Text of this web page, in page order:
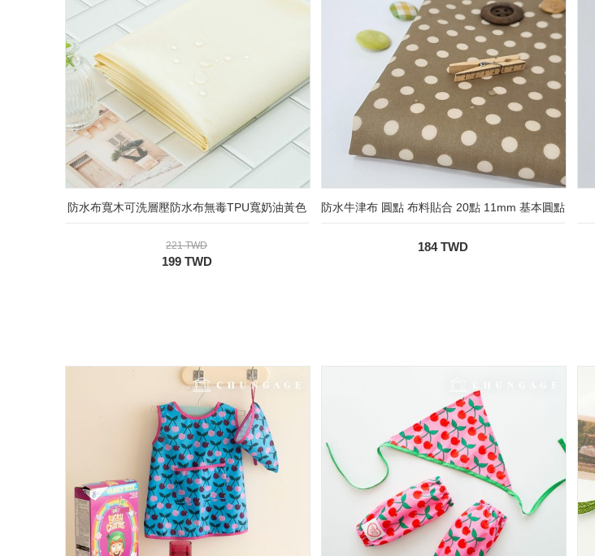
防水布寬木可洗層壓防水布無毒TPU寬奶油黃色
221 TWD
199 TWD
防水牛津布 圓點 布料貼合 20點 11mm 基本圓點
184 TWD